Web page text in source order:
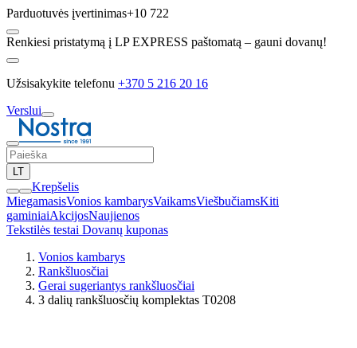
Parduotuvės įvertinimas+10 722
Renkiesi pristatymą į LP EXPRESS paštomatą – gauni dovanų!
Užsisakykite telefonu +370 5 216 20 16
Verslui
LT
Krepšelis
MiegamasisVonios kambarysVaikamsViešbučiamsKiti
gaminiaiAkcijosNaujienos
Tekstilės testai Dovanų kuponas
Vonios kambarys
Rankšluosčiai
Gerai sugeriantys rankšluosčiai
3 dalių rankšluosčių komplektas T0208